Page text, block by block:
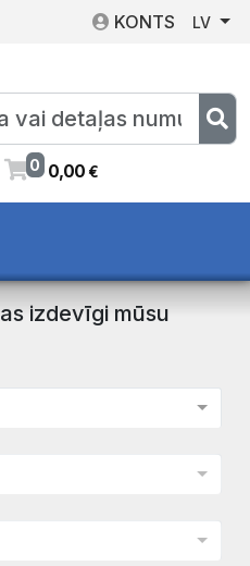
KONTS LV
0 0,00€
izdevīgi mūsu